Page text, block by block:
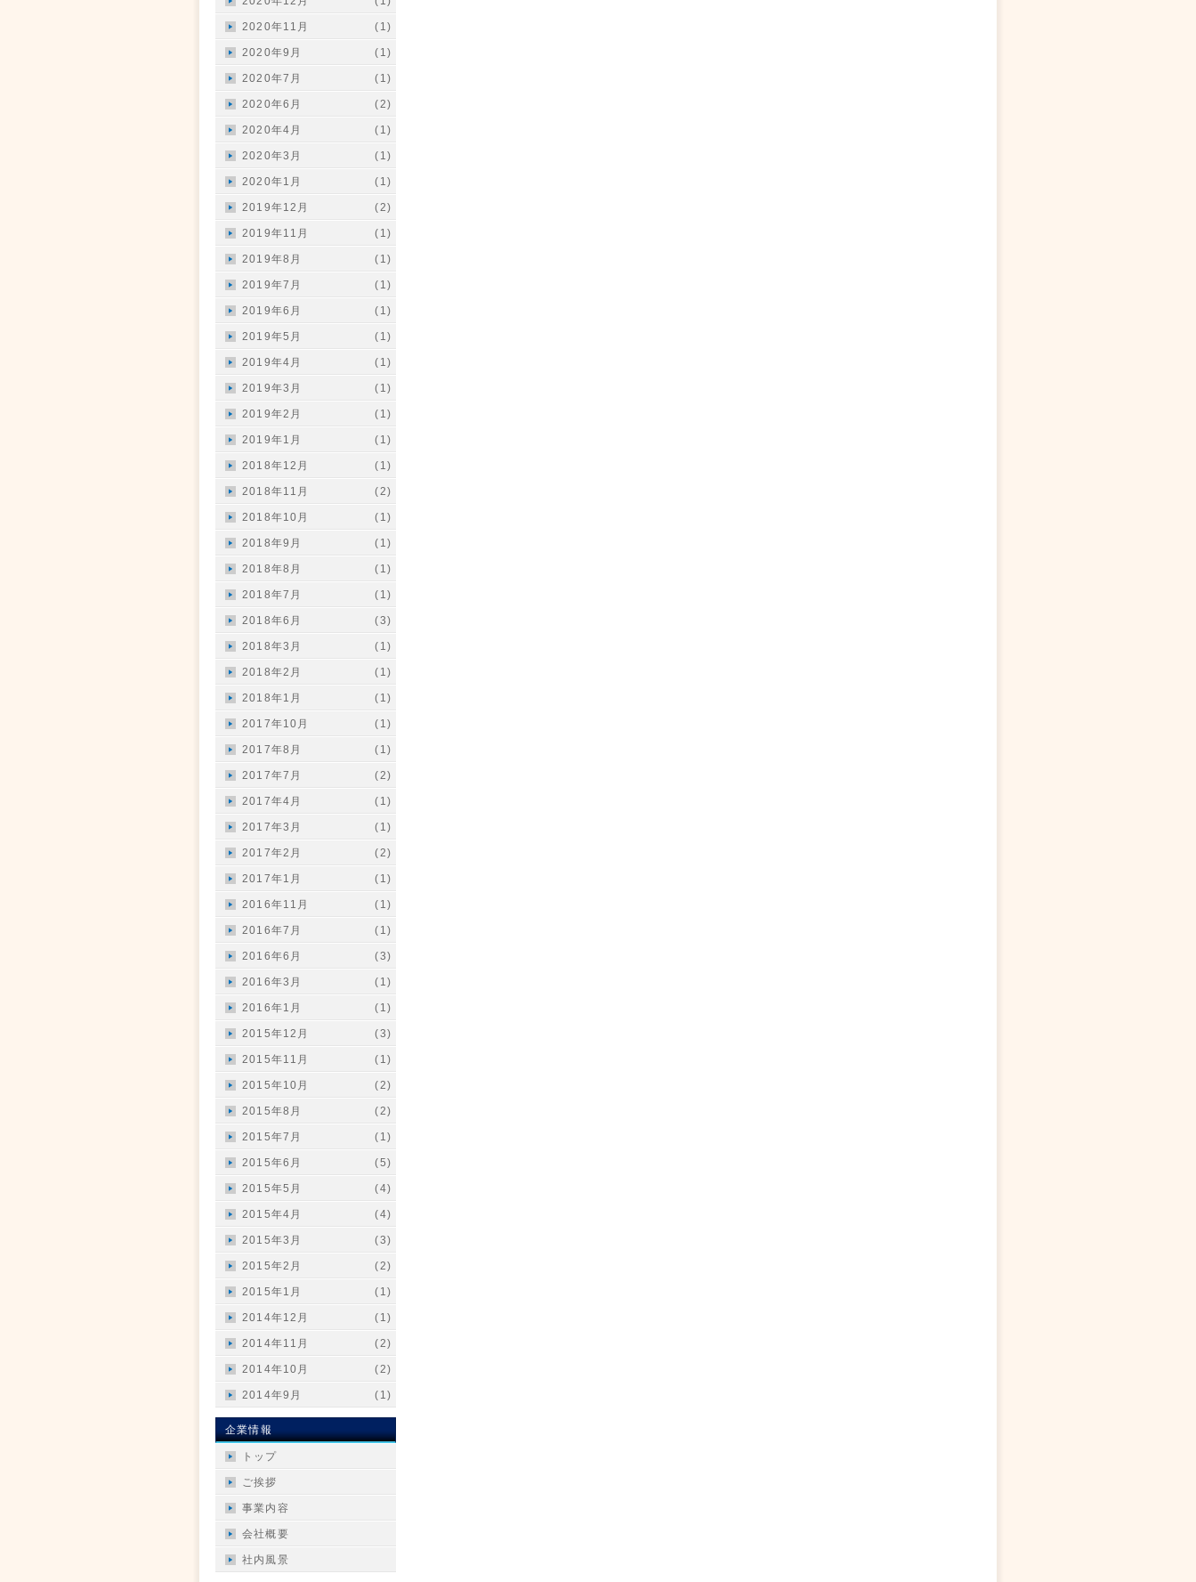
2020年11月 (1)
2020年9月 (1)
2020年7月 (1)
2020年6月 (2)
2020年4月 (1)
2020年3月 (1)
2020年1月 (1)
2019年12月 (2)
2019年11月 (1)
2019年8月 (1)
2019年7月 (1)
2019年6月 (1)
2019年5月 (1)
2019年4月 (1)
2019年3月 (1)
2019年2月 (1)
2019年1月 (1)
2018年12月 (1)
2018年11月 (2)
2018年10月 (1)
2018年9月 (1)
2018年8月 (1)
2018年7月 (1)
2018年6月 (3)
2018年3月 (1)
2018年2月 (1)
2018年1月 (1)
2017年10月 (1)
2017年8月 (1)
2017年7月 (2)
2017年4月 (1)
2017年3月 (1)
2017年2月 (2)
2017年1月 (1)
2016年11月 (1)
2016年7月 (1)
2016年6月 (3)
2016年3月 (1)
2016年1月 (1)
2015年12月 (3)
2015年11月 (1)
2015年10月 (2)
2015年8月 (2)
2015年7月 (1)
2015年6月 (5)
2015年5月 (4)
2015年4月 (4)
2015年3月 (3)
2015年2月 (2)
2015年1月 (1)
2014年12月 (1)
2014年11月 (2)
2014年10月 (2)
2014年9月 (1)
企業情報
トップ
ご挨拶
事業内容
会社概要
社内風景